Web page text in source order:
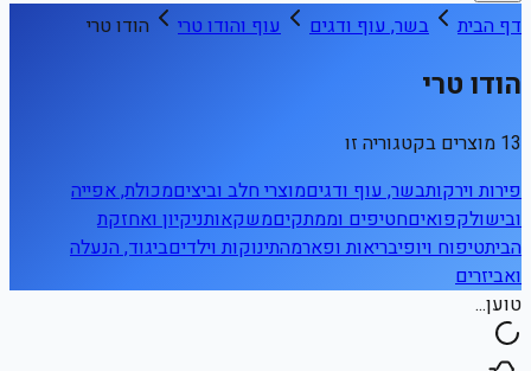
דף הבית בשר, עוף ודגים עוף והודו טרי הודו טרי
הודו טרי
13 מוצרים בקטגוריה זו
פירות וירקותבשר, עוף ודגיםמוצרי חלב וביציםמכולת, אפייה
ובישולקפואיםחטיפים וממתקיםמשקאותניקיון ואחזקת
הביתטיפוח ויופיבריאות ופארמהתינוקות וילדיםביגוד, הנעלה
ואביזרים
טוען...